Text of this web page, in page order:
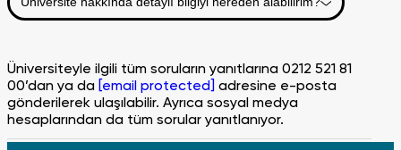
Üniversiteyle ilgili tüm soruların yanıtlarına 0212 521 81
00’dan ya da [email protected] adresine e-posta
gönderilerek ulaşılabilir. Ayrıca sosyal medya
hesaplarından da tüm sorular yanıtlanıyor.